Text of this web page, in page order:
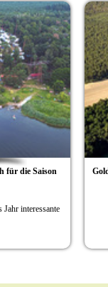
Goldener Herbst im
Angebote